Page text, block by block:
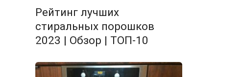
Рейтинг лучших
стиральных порошков
2023 | Обзор | ТОП-10